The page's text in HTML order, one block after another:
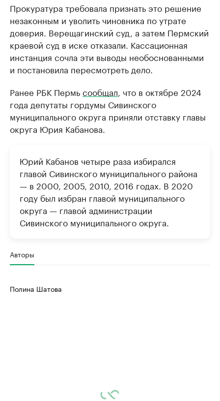
Прокуратура требовала признать это решение
незаконным и уволить чиновника по утрате
доверия. Верещагинский суд, а затем Пермский
краевой суд в иске отказали. Кассационная
инстанция сочла эти выводы необоснованными
и постановила пересмотреть дело.
Ранее РБК Пермьсообщал , что в октябре 2024
года депутаты гордумы Сивинского
муниципального округа приняли отставку главы
округа Юрия Кабанова.
Юрий Кабанов четыре раза избирался
главой Сивинского муниципального района
— в 2000, 2005, 2010, 2016 годах. В 2020
году был избран главой муниципального
округа — главой администрации
Сивинского муниципального округа.
Авторы
Полина Шатова